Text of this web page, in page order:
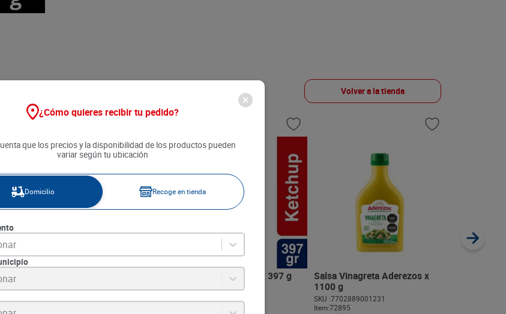
Volver a la tienda
x
200 g
Salsa Tomate Heinz x 397 g
Salsa Vinagreta Aderezos x
1100 g
SKU :7702889001231
Item:72895
:72894
¿Cómo quieres recibir tu pedido?
que los precios y la disponibilidad de los productos pueden
variar según tu ubicación
Domicilio Recoge en tienda